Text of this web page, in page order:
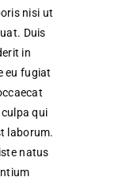
nisi ut
Duis
in
eu fugiat
qui
laborum.
natus